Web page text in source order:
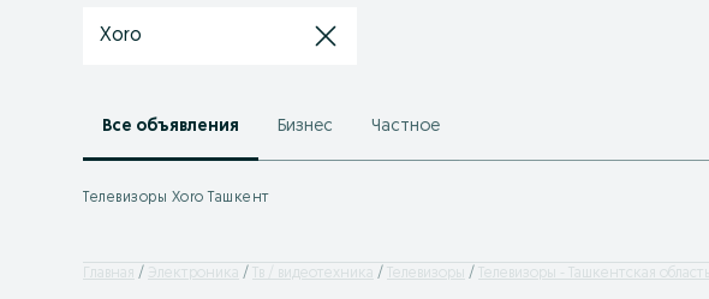
Xoro
Все объявления Бизнес Частное
Телевизоры Xoro Ташкент
Главная Электроника Тв / видеотехника Телевизоры Телевизоры - Ташкентская область